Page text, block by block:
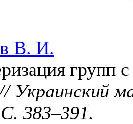
В. И.
групп
Украинский
383–391.